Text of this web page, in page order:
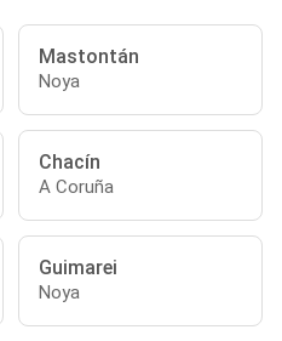
Mastontán
Noya
Chacín
A Coruña
Guimarei
Noya